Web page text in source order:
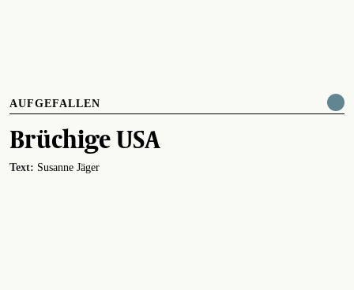
AUFGEFALLEN
Brüchige USA
Text: Susanne Jäger